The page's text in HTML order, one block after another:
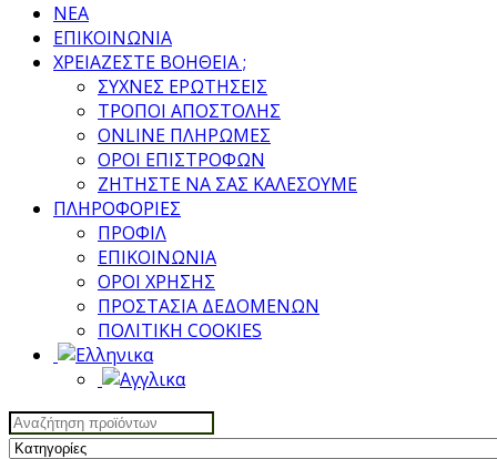
ΝΕΑ
ΕΠΙΚΟΙΝΩΝΙΑ
ΧΡΕΙΑΖΕΣΤΕ ΒΟΗΘΕΙΑ ;
ΣΥΧΝΕΣ ΕΡΩΤΗΣΕΙΣ
ΤΡΟΠΟΙ ΑΠΟΣΤΟΛΗΣ
ONLINE ΠΛΗΡΩΜΕΣ
ΟΡΟΙ ΕΠΙΣΤΡΟΦΩΝ
ΖΗΤΗΣΤΕ ΝΑ ΣΑΣ ΚΑΛΕΣΟΥΜΕ
ΠΛΗΡΟΦΟΡΙΕΣ
ΠΡΟΦΙΛ
ΕΠΙΚΟΙΝΩΝΙΑ
ΟΡΟΙ ΧΡΗΣΗΣ
ΠΡΟΣΤΑΣΙΑ ΔΕΔΟΜΕΝΩΝ
ΠΟΛΙΤΙΚΗ COOKIES
Search
for: